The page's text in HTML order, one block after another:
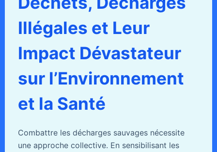
Illégales et Leur
Impact Dévastateur
sur l’Environnement
et la Santé
Combattre les décharges sauvages nécessite
une approche collective. En sensibilisant les